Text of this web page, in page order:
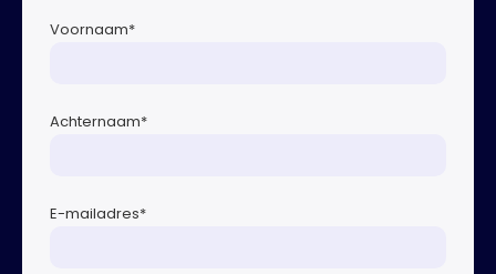
Voornaam*
Achternaam*
E-mailadres*